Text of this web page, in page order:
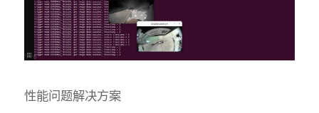
性能问题解决方案